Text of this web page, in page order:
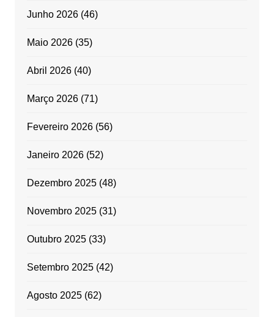
Junho 2026(46)
Maio 2026(35)
Abril 2026(40)
Março 2026(71)
Fevereiro 2026(56)
Janeiro 2026(52)
Dezembro 2025(48)
Novembro 2025(31)
Outubro 2025(33)
Setembro 2025(42)
Agosto 2025(62)